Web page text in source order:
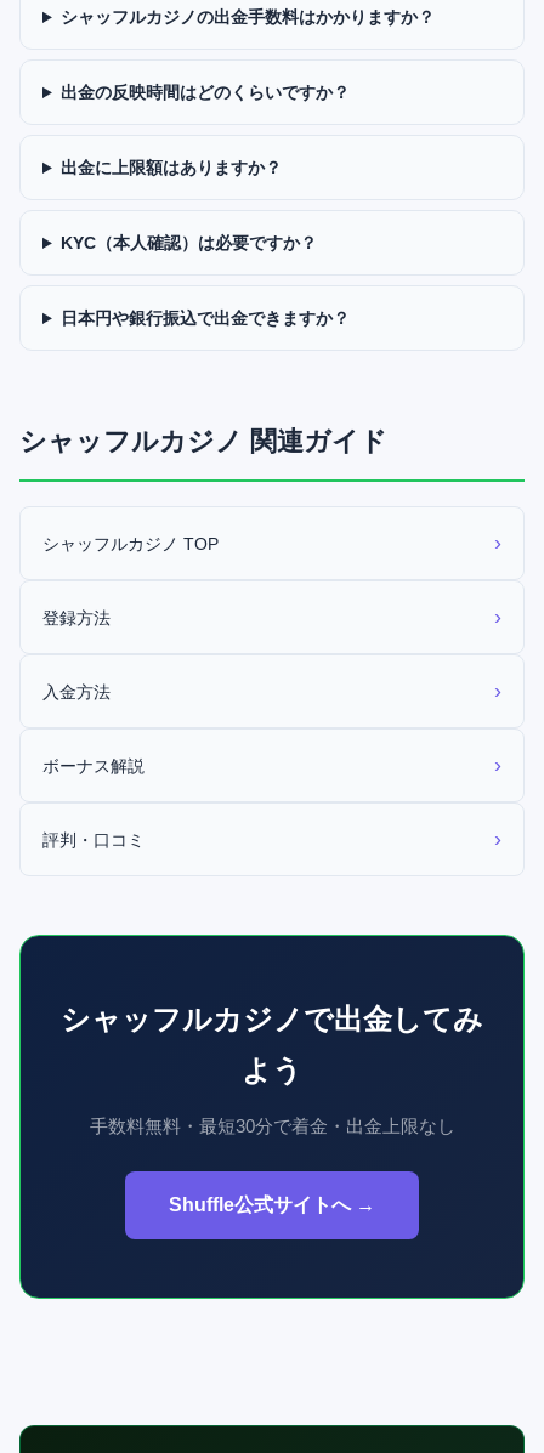
シャッフルカジノの出金手数料はかかりますか？
出金の反映時間はどのくらいですか？
出金に上限額はありますか？
KYC（本人確認）は必要ですか？
日本円や銀行振込で出金できますか？
シャッフルカジノ 関連ガイド
シャッフルカジノ TOP ›
登録方法 ›
入金方法 ›
ボーナス解説 ›
評判・口コミ ›
シャッフルカジノで出金してみ
よう
手数料無料・最短30分で着金・出金上限なし
Shuffle公式サイトへ →